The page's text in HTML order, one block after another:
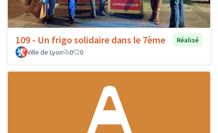
109 - Un frigo solidaire dans le 7ème
Réalisé
Ville de Lyon
0 0